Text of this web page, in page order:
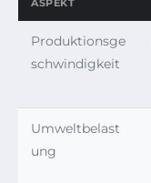
ASPEKT
Produktionsge
schwindigkeit
Umweltbelast
ung